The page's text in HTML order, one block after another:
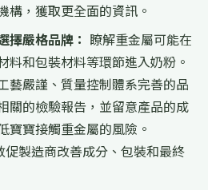
構，獲取更全面的資訊。
擇嚴格品牌： 瞭解重金屬可能在
料和包裝材料等環節進入奶粉。
藝嚴謹、質量控制體系完善的品
關的檢驗報告，並留意產品的成
寶寶接觸重金屬的風險。
製造商改善成分、包裝和最終